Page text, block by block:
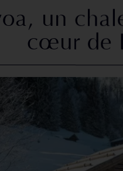
un
cœur de